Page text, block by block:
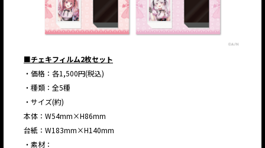
■チェキフィルム2枚セット
・価格：各1,500円(税込)
・種類：全5種
・サイズ(約)
本体：W54mm×H86mm
台紙：W183mm×H140mm
・素材：